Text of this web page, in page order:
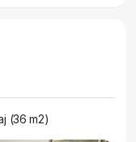
(36 m2)